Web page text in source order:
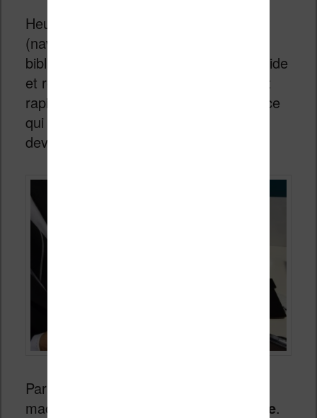
Heureusement, le reste de l’interface
(navigation dans les menus et la
bibliothèque) semble beaucoup plus fluide
et réactif. De la même manière, on voit
rapidement les pages défiler, donc en ce
qui concerne la lecture d’ebooks, cela
devrait faire l’affaire.
Par contre,
machine est très
flexible.